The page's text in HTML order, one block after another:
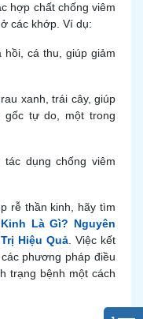
hợp chất chống viêm
các khớp. Ví dụ:
hồi, cá thu, giúp giảm
xanh, trái cây, giúp
tự do, một trong
dụng chống viêm
rễ thần kinh, hãy tìm
Là Gì? Nguyên
Hiệu Quả . Việc kết
phương pháp điều
trạng bệnh một cách